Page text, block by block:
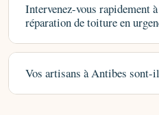
Intervenez-vous rapidement
réparation de toiture en
Vos artisans à Antibes sont-